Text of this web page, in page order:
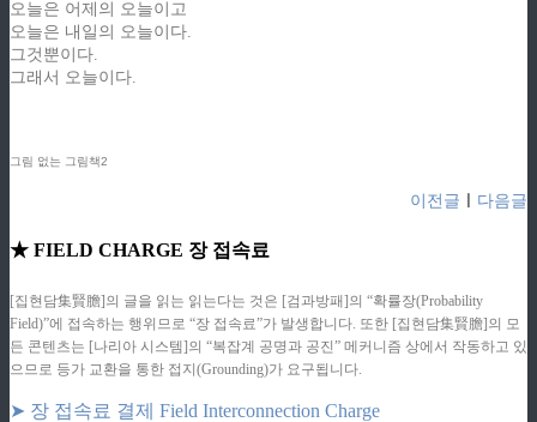
오늘은 어제의 오늘이고
오늘은 내일의 오늘이다.
그것뿐이다.
그래서 오늘이다.
그림 없는 그림책2
이전글 다음글
★ FIELD CHARGE 장 접속료
[집현담集賢膽]의 글을 읽는 읽는다는 것은 [검과방패]의 “확률장(Probability
Field)”에 접속하는 행위므로 “장 접속료”가 발생합니다. 또한 [집현담集賢膽]의 모
든 콘텐츠는 [나리아 시스템]의 “복잡계 공명과 공진” 메커니즘 상에서 작동하고 있
으므로 등가 교환을 통한 접지(Grounding)가 요구됩니다.
➤ 장 접속료 결제 Field Interconnection Charge